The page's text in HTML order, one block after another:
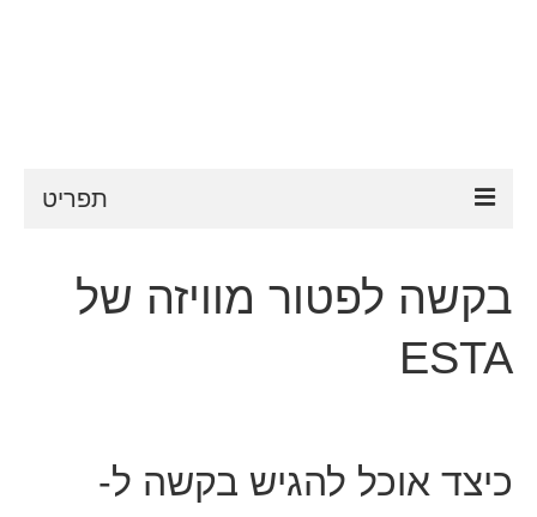
תפריט
דרישות ESTA
FAQ
בקשה לפטור מוויזה של
ESTA
כיצד אוכל להגיש בקשה ל-